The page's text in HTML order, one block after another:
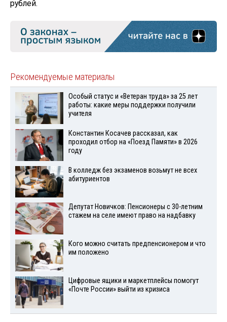
рублей.
Рекомендуемые материалы
Особый статус и «Ветеран труда» за 25 лет
работы: какие меры поддержки получили
учителя
Константин Косачев рассказал, как
проходил отбор на «Поезд Памяти» в 2026
году
В колледж без экзаменов возьмут не всех
абитуриентов
Депутат Новичков: Пенсионеры с 30-летним
стажем на селе имеют право на надбавку
Кого можно считать предпенсионером и что
им положено
Цифровые ящики и маркетплейсы помогут
«Почте России» выйти из кризиса